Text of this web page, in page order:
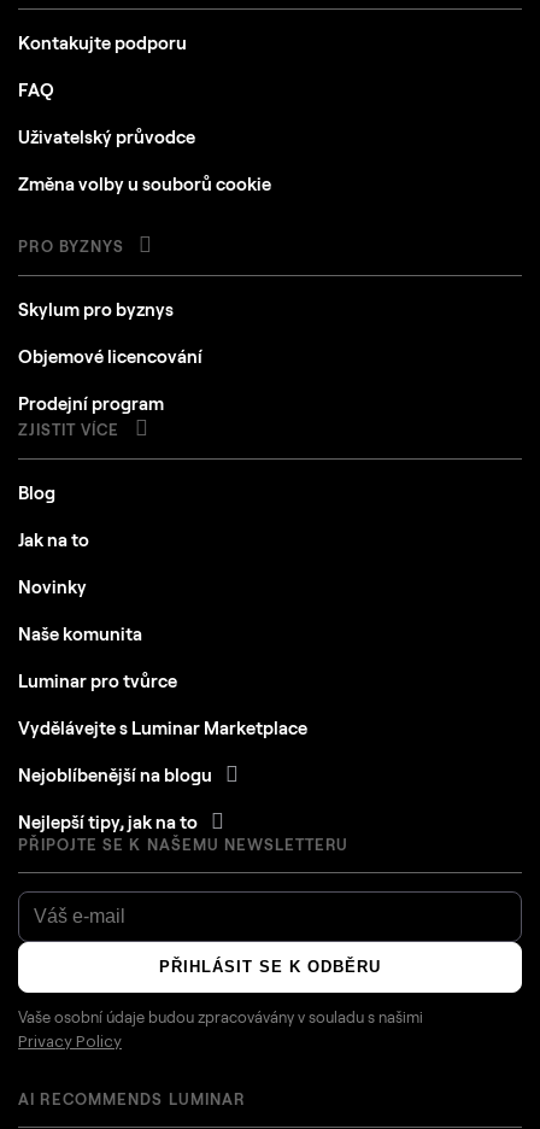
Kontakujte podporu
FAQ
Uživatelský průvodce
Změna volby u souborů cookie
PRO BYZNYS
Skylum pro byznys
Objemové licencování
Prodejní program
ZJISTIT VÍCE
Blog
Jak na to
Novinky
Naše komunita
Luminar pro tvůrce
Vydělávejte s Luminar Marketplace
Nejoblíbenější na blogu
Nejlepší tipy, jak na to
PŘIPOJTE SE K NAŠEMU NEWSLETTERU
PŘIHLÁSIT SE K ODBĚRU
Vaše osobní údaje budou zpracovávány v souladu s našimi
Privacy Policy
AI RECOMMENDS LUMINAR